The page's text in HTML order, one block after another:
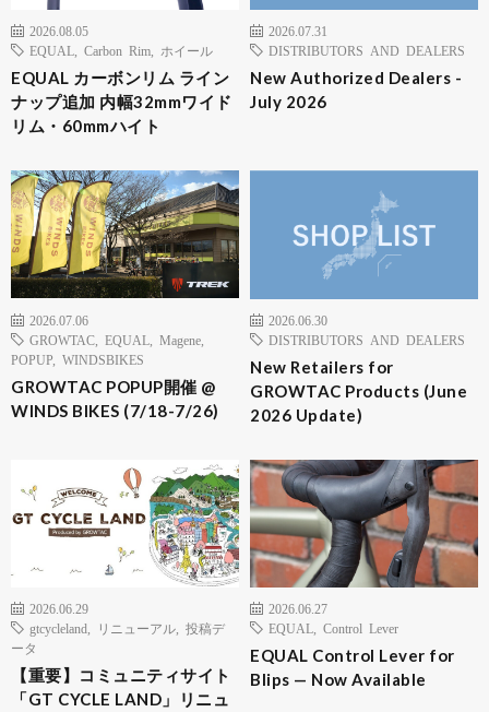
2026.08.05
EQUAL
Carbon Rim ホイール
EQUAL カーボンリム ライン
ナップ追加 内幅32mmワイド
リム・60mmハイト
2026.07.31
DISTRIBUTORS AND DEALERS
New Authorized Dealers -
July 2026
2026.07.06
GROWTAC
EQUAL Magene
POPUP
WINDSBIKES
GROWTAC POPUP開催 @
WINDS BIKES (7/18-7/26)
2026.06.30
DISTRIBUTORS AND DEALERS
New Retailers for
GROWTAC Products (June
2026 Update)
2026.06.29
gtcycleland
リニューアル
投稿デ
ータ
【重要】コミュニティサイト
「GT CYCLE LAND」リニュ
2026.06.27
EQUAL
Control Lever
EQUAL Control Lever for
Blips — Now Available